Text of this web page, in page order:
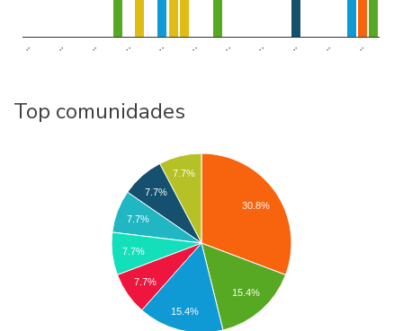
.. .. .. .. .. .. .. .. .. .. ..
Top comunidades
30.8%
15.4%
7.7%
7.7%
7.7%
7.7%
7.7%
15.4%